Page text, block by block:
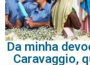
Da minha
Caravaggio,